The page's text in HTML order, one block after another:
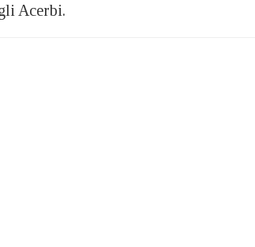
Acerbi.